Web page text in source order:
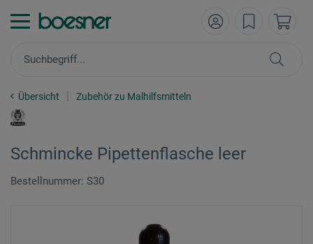
Übersicht Zubehör zu Malhilfsmitteln
Schmincke Pipettenflasche leer
Bestellnummer: S30